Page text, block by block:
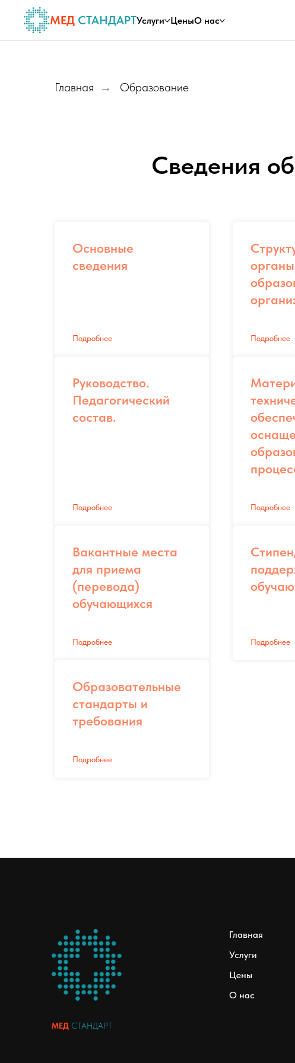
МЕД СТАНДАРТУслуги ЦеныО нас
Главная → Образование
Сведения
Основные
сведения
Подробнее Подробнее
Руководство.
Педагогический
состав.
Подробнее Подробнее
Вакантные места
для приема
(перевода)
обучающихся
Подробнее Подробнее
Образовательные
стандарты и
требования
Подробнее
МЕД СТАНДАРТ
Главная
Услуги
Цены
О нас